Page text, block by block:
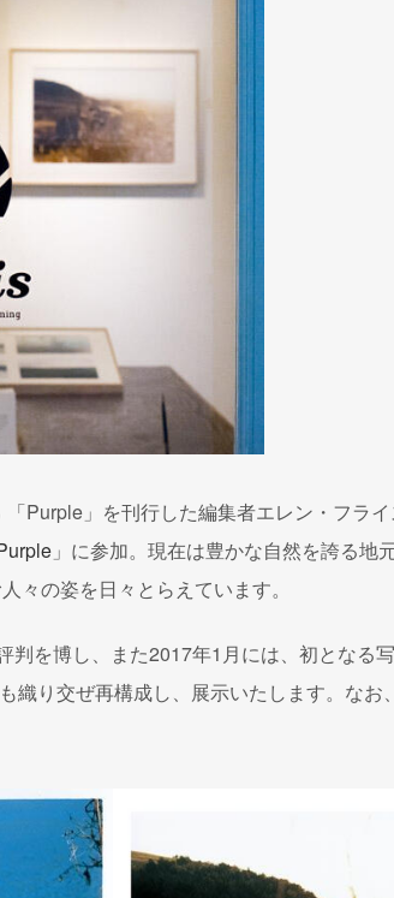
Purple」を刊行した編集者エレン・フラ
」に参加。現在は豊かな自然を誇る地
々の姿を日々とらえています。
判を博し、また2017年1月には、初となる
織り交ぜ再構成し、展示いたします。なお